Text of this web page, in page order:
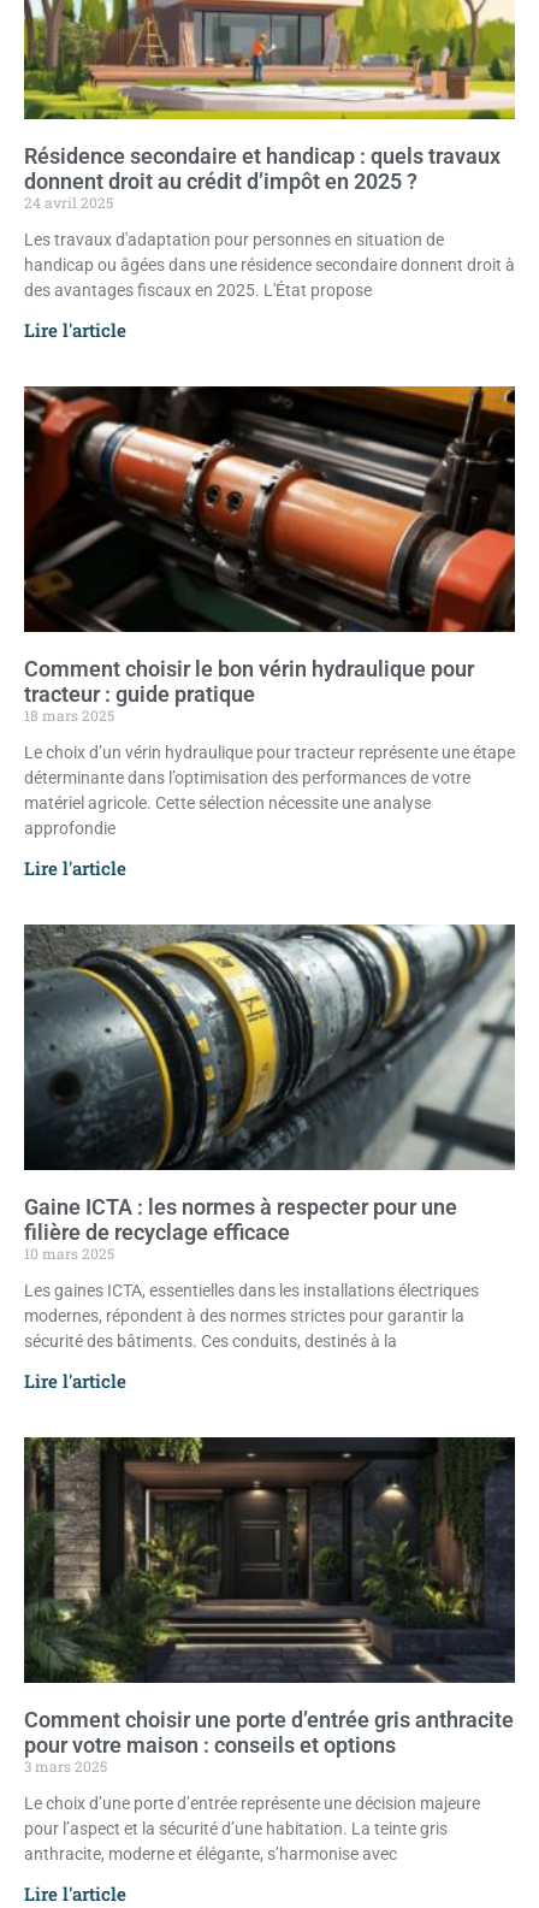
Résidence secondaire et handicap : quels travaux
donnent droit au crédit d’impôt en 2025 ?
24 avril 2025
Les travaux d'adaptation pour personnes en situation de
handicap ou âgées dans une résidence secondaire donnent droit à
des avantages fiscaux en 2025. L'État propose
Lire l'article
Comment choisir le bon vérin hydraulique pour
tracteur : guide pratique
18 mars 2025
Le choix d’un vérin hydraulique pour tracteur représente une étape
déterminante dans l’optimisation des performances de votre
matériel agricole. Cette sélection nécessite une analyse
approfondie
Lire l'article
Gaine ICTA : les normes à respecter pour une
filière de recyclage efficace
10 mars 2025
Les gaines ICTA, essentielles dans les installations électriques
modernes, répondent à des normes strictes pour garantir la
sécurité des bâtiments. Ces conduits, destinés à la
Lire l'article
Comment choisir une porte d’entrée gris anthracite
pour votre maison : conseils et options
3 mars 2025
Le choix d’une porte d’entrée représente une décision majeure
pour l’aspect et la sécurité d’une habitation. La teinte gris
anthracite, moderne et élégante, s’harmonise avec
Lire l'article